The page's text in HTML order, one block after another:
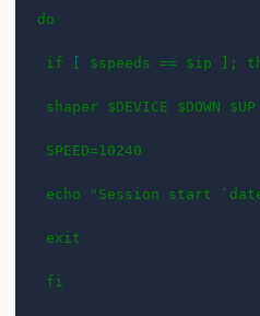
do
if [ $speeds == $ip ];
shaper $DEVICE $DOWN $UP
SPEED=10240
echo "Session start `date
exit
fi